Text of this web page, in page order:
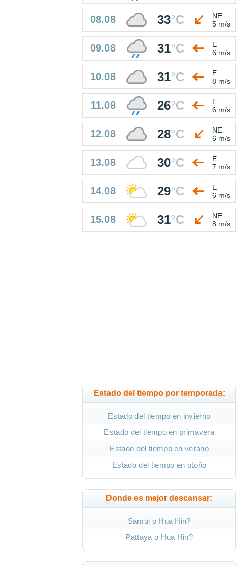
08.08 33°C
NE
5 m/s
09.08 31°C
E
6 m/s
10.08 31°C
E
8 m/s
11.08 26°C
E
6 m/s
12.08 28°C
NE
6 m/s
13.08 30°C
E
7 m/s
14.08 29°C
E
6 m/s
15.08 31°C
NE
8 m/s
Estado del tiempo por temporada:
Estado del tiempo en invierno
Estado del tiempo en primavera
Estado del tiempo en verano
Estado del tiempo en otoño
Donde es mejor descansar:
Samui o Hua Hin?
Pattaya o Hua Hin?